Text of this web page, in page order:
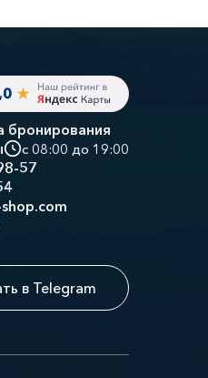
бронирования
с 08:00 до 19:00
57
в Telegram